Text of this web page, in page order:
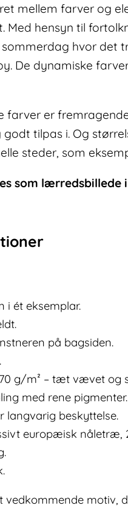
mellem farver og
Med hensyn til
sommerdag hvor
De dynamiske
farver er
tilpas i. Og
steder, som
som lærredsbillede
i ét eksemplar.
på bagsiden.
g/m² – tæt vævet og
med rene pigmenter.
langvarig beskyttelse.
europæisk nåletræ,
motiv,